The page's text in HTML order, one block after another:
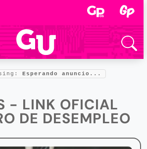
Esperando anuncio...
- LINK OFICIAL
DE DESEMPLEO